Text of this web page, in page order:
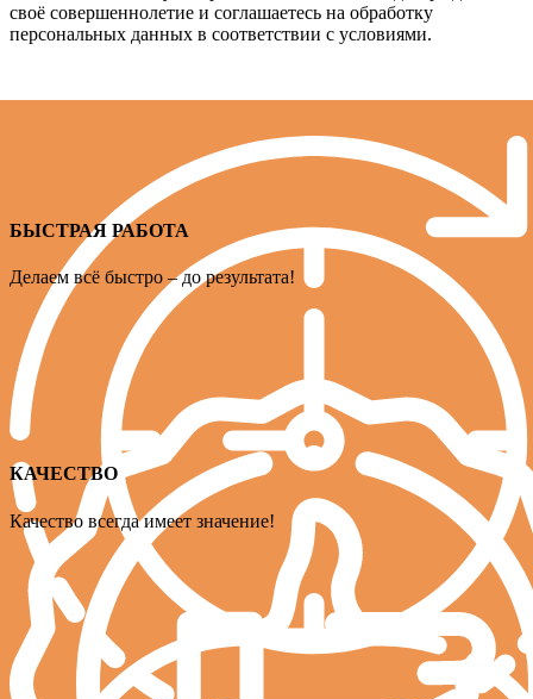
своё совершеннолетие и соглашаетесь на обработку
персональных данных в соответствии с условиями.
БЫСТРАЯ РАБОТА
Делаем всё быстро – до результата!
КАЧЕСТВО
Качество всегда имеет значение!